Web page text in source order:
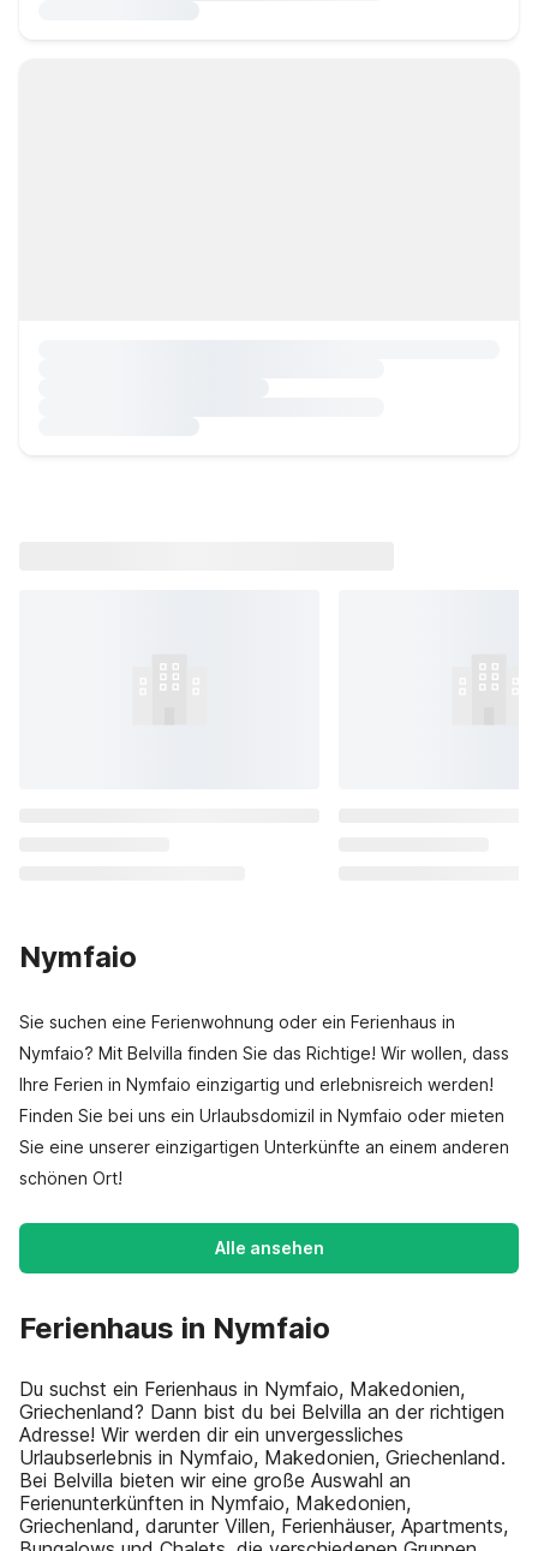
Nymfaio
Sie suchen eine Ferienwohnung oder ein Ferienhaus in
Nymfaio? Mit Belvilla finden Sie das Richtige! Wir wollen, dass
Ihre Ferien in Nymfaio einzigartig und erlebnisreich werden!
Finden Sie bei uns ein Urlaubsdomizil in Nymfaio oder mieten
Sie eine unserer einzigartigen Unterkünfte an einem anderen
schönen Ort!
Alle ansehen
Ferienhaus in Nymfaio
Du suchst ein Ferienhaus in Nymfaio, Makedonien,
Griechenland? Dann bist du bei Belvilla an der richtigen
Adresse! Wir werden dir ein unvergessliches
Urlaubserlebnis in Nymfaio, Makedonien, Griechenland.
Bei Belvilla bieten wir eine große Auswahl an
Ferienunterkünften in Nymfaio, Makedonien,
Griechenland, darunter Villen, Ferienhäuser, Apartments,